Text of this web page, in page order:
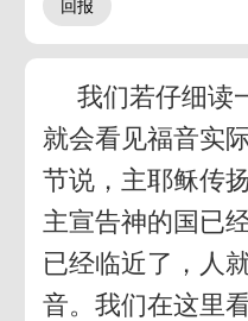
我们若仔细读
就会看见福音实
节说，主耶稣传
主宣告神的国已
已经临近了，人
音。我们在这里